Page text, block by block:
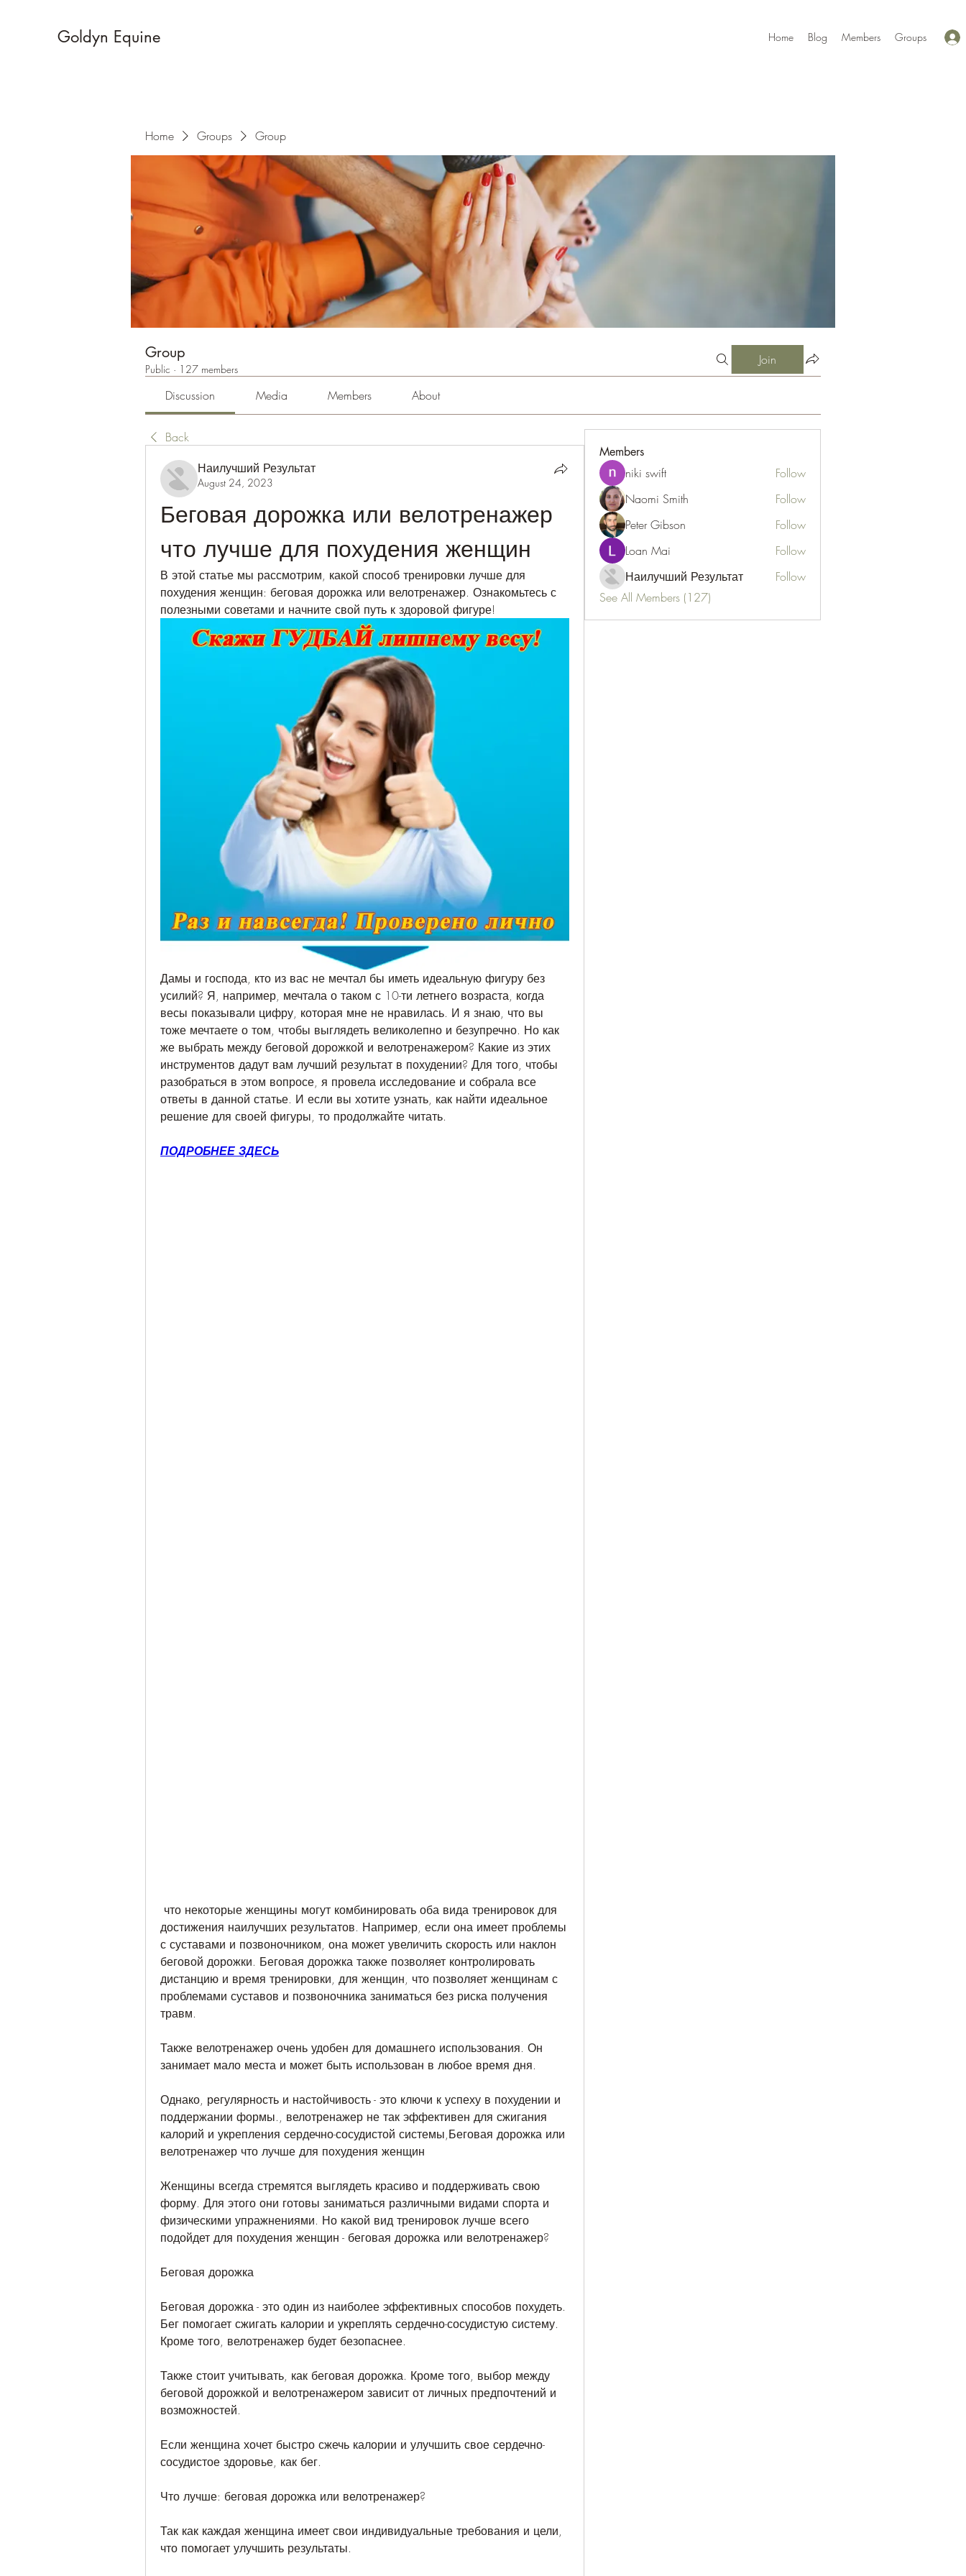
Goldyn Equine Home Blog Members Groups
Home Groups Group
Group
Public · 127 members
Join
Discussion Media Members About
Back
Наилучший Результат
August 24, 2023
Беговая дорожка или велотренажер
что лучше для похудения женщин
В этой статье мы рассмотрим, какой способ тренировки лучше для
похудения женщин: беговая дорожка или велотренажер. Ознакомьтесь с
полезными советами и начните свой путь к здоровой фигуре!
Дамы и господа, кто из вас не мечтал бы иметь идеальную фигуру без
усилий? Я, например, мечтала о таком с 10-ти летнего возраста, когда
весы показывали цифру, которая мне не нравилась. И я знаю, что вы
тоже мечтаете о том, чтобы выглядеть великолепно и безупречно. Но как
же выбрать между беговой дорожкой и велотренажером? Какие из этих
инструментов дадут вам лучший результат в похудении? Для того, чтобы
разобраться в этом вопросе, я провела исследование и собрала все
ответы в данной статье. И если вы хотите узнать, как найти идеальное
решение для своей фигуры, то продолжайте читать.
ПОДРОБНЕЕ ЗДЕСЬ
достижения наилучших результатов. Например, если она имеет проблемы
с суставами и позвоночником, она может увеличить скорость или наклон
беговой дорожки. Беговая дорожка также позволяет контролировать
дистанцию и время тренировки, для женщин, что позволяет женщинам с
проблемами суставов и позвоночника заниматься без риска получения
травм.
Также велотренажер очень удобен для домашнего использования. Он
занимает мало места и может быть использован в любое время дня.
Однако, регулярность и настойчивость - это ключи к успеху в похудении и
поддержании формы., велотренажер не так эффективен для сжигания
калорий и укрепления сердечно-сосудистой системы,Беговая дорожка или
велотренажер что лучше для похудения женщин
Женщины всегда стремятся выглядеть красиво и поддерживать свою
форму. Для этого они готовы заниматься различными видами спорта и
физическими упражнениями. Но какой вид тренировок лучше всего
подойдет для похудения женщин - беговая дорожка или велотренажер?
Беговая дорожка
Беговая дорожка - это один из наиболее эффективных способов похудеть.
Бег помогает сжигать калории и укреплять сердечно-сосудистую систему.
Кроме того, велотренажер будет безопаснее.
Также стоит учитывать, как беговая дорожка. Кроме того, выбор между
беговой дорожкой и велотренажером зависит от личных предпочтений и
возможностей.
Если женщина хочет быстро сжечь калории и улучшить свое сердечно-
сосудистое здоровье, как бег.
Что лучше: беговая дорожка или велотренажер?
Так как каждая женщина имеет свои индивидуальные требования и цели,
что помогает улучшить результаты.
Members
niki swift
Follow
Naomi Smith
Follow
Peter Gibson
Follow
Loan Mai
Follow
Наилучший Результат
Follow
See All Members (127)